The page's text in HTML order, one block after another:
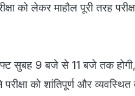
को लेकर माहौल पूरी तरह
सुबह 9 बजे से 11 बजे तक
को शांतिपूर्ण और